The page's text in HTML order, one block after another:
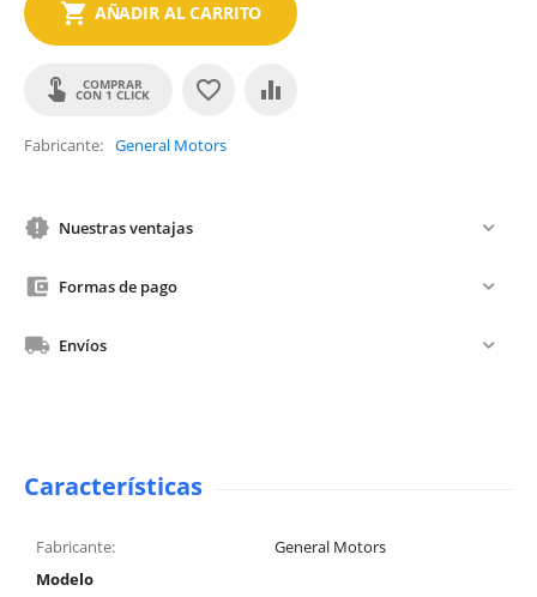
AÑADIR AL CARRITO
COMPRAR
CON 1 CLICK
Fabricante General Motors
Nuestras ventajas
Formas de pago
Envíos
Características
Fabricante:
General Motors
Modelo